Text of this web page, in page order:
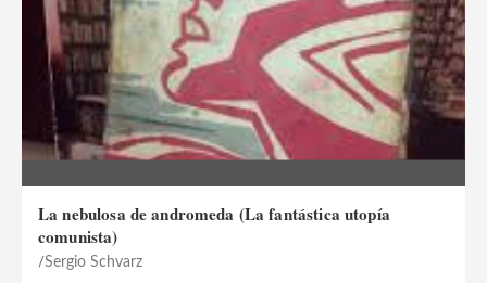
La nebulosa de andromeda (La fantástica utopía
comunista)
Sergio Schvarz